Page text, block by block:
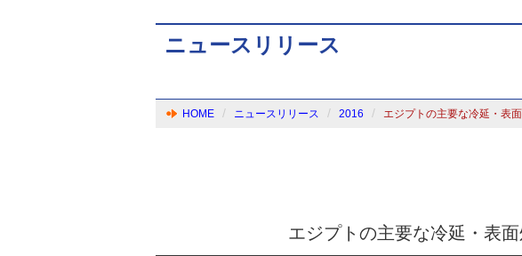
ニュースリリース
HOME ニュースリリース 2016 エジプトの主要な冷延・表
エジプトの主要な冷延・表